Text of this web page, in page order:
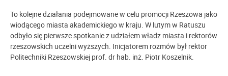
To kolejne działania podejmowane w celu promocji Rzeszowa jako
wiodącego miasta akademickiego w kraju. W lutym w Ratuszu
odbyło się pierwsze spotkanie z udziałem władz miasta i rektorów
rzeszowskich uczelni wyższych. Inicjatorem rozmów był rektor
Politechniki Rzeszowskiej prof. dr hab. inż. Piotr Koszelnik.